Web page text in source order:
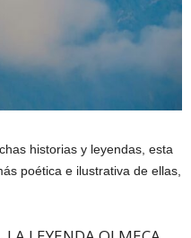
historias y leyendas, esta
poética e ilustrativa de ellas,